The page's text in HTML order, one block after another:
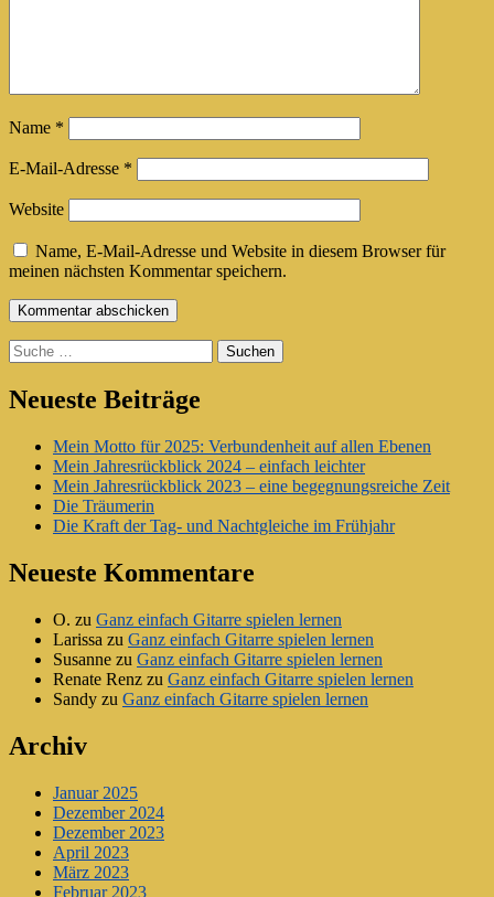
Name *
E-Mail-Adresse *
Website
Name, E-Mail-Adresse und Website in diesem Browser für
meinen nächsten Kommentar speichern.
Suche
Neueste Beiträge
Mein Motto für 2025: Verbundenheit auf allen Ebenen
Mein Jahresrückblick 2024 – einfach leichter
Mein Jahresrückblick 2023 – eine begegnungsreiche Zeit
Die Träumerin
Die Kraft der Tag- und Nachtgleiche im Frühjahr
Neueste Kommentare
O. zu Ganz einfach Gitarre spielen lernen
Larissa zu Ganz einfach Gitarre spielen lernen
Susanne zu Ganz einfach Gitarre spielen lernen
Renate Renz zu Ganz einfach Gitarre spielen lernen
Sandy zu Ganz einfach Gitarre spielen lernen
Archiv
Januar 2025
Dezember 2024
Dezember 2023
April 2023
März 2023
Februar 2023